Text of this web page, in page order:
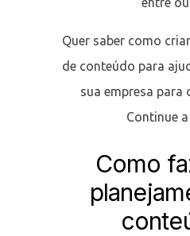
Quer saber como
de conteúdo para
sua empresa para
Continue
Como